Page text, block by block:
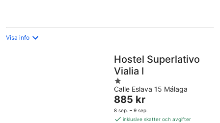
Visa info
Hostel Superlativo
Vialia I
1
out
of
5
Calle Eslava 15 Málaga
Priset
är
885 kr
885 kr
8 sep. – 9 sep.
inklusive skatter och avgifter